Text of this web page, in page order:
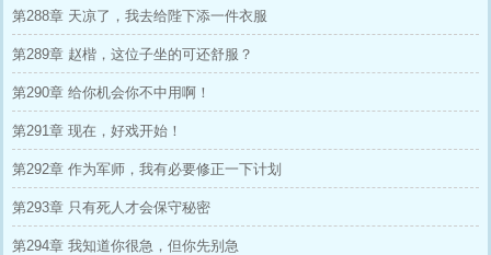
第288章 天凉了，我去给陛下添一件衣服
第289章 赵楷，这位子坐的可还舒服？
第290章 给你机会你不中用啊！
第291章 现在，好戏开始！
第292章 作为军师，我有必要修正一下计划
第293章 只有死人才会保守秘密
第294章 我知道你很急，但你先别急